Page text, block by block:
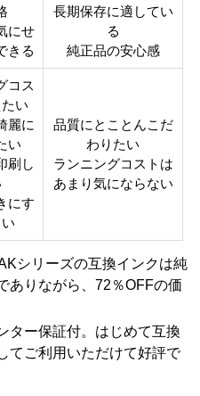
クボトル
にせ
きる
長期保存に適してい
る
純正品の安心感
コス
い
麗に
い
刷し
にす
品質にとことんこだ
わりたい
ランニングコストは
あまり気にならない
シリーズの互換インクは純
ありながら、72％OFFの価
ター保証付。はじめて互換
てご利用いただけて好評で